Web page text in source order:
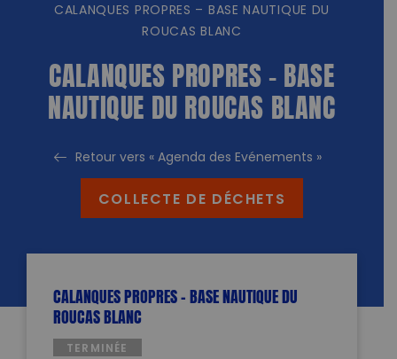
CALANQUES PROPRES – BASE NAUTIQUE DU
ROUCAS BLANC
CALANQUES PROPRES – BASE
NAUTIQUE DU ROUCAS BLANC
Retour vers « Agenda des Evénements »
COLLECTE DE DÉCHETS
CALANQUES PROPRES – BASE NAUTIQUE DU
ROUCAS BLANC
TERMINÉE